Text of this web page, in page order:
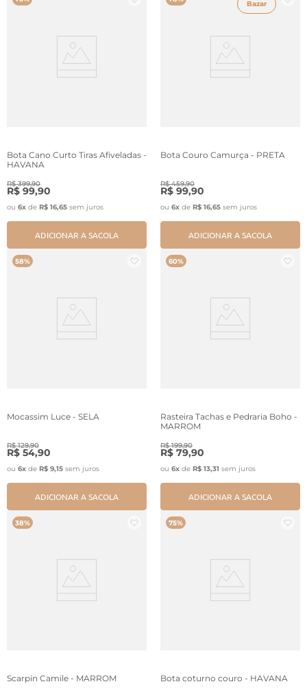
Bota Cano Curto Tiras Afiveladas -
HAVANA
R$ 399,90
R$ 99,90
ou 6x de R$ 16,65 sem juros
ADICIONAR A SACOLA
Bazar
Bota Couro Camurça - PRETA
R$ 459,90
R$ 99,90
ou 6x de R$ 16,65 sem juros
ADICIONAR A SACOLA
58%
Mocassim Luce - SELA
R$ 129,90
R$ 54,90
ou 6x de R$ 9,15 sem juros
ADICIONAR A SACOLA
60%
Rasteira Tachas e Pedraria Boho -
MARROM
R$ 199,90
R$ 79,90
ou 6x de R$ 13,31 sem juros
ADICIONAR A SACOLA
38%
Scarpin Camile - MARROM
75%
Bota coturno couro - HAVANA